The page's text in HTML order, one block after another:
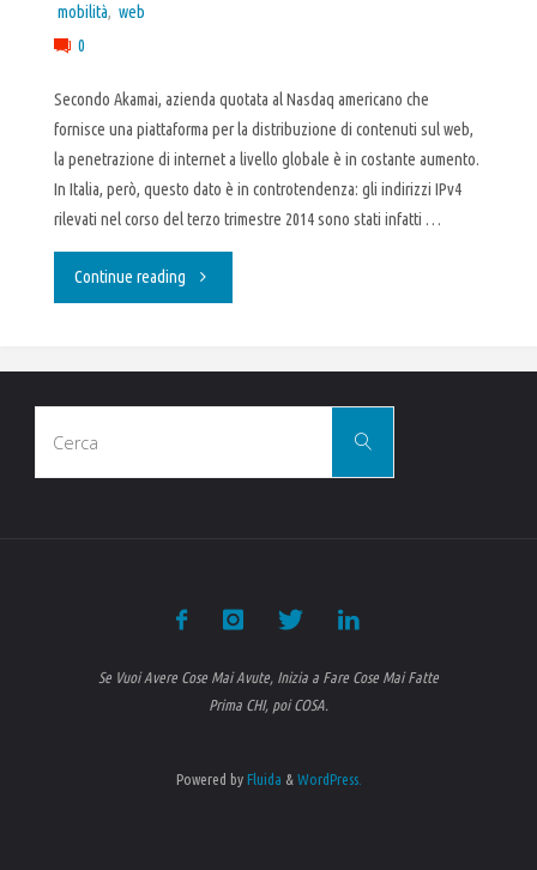
mobilità, web
0
Secondo Akamai, azienda quotata al Nasdaq americano che
fornisce una piattaforma per la distribuzione di contenuti sul web,
la penetrazione di internet a livello globale è in costante aumento.
In Italia, però, questo dato è in controtendenza: gli indirizzi IPv4
rilevati nel corso del terzo trimestre 2014 sono stati infatti …
Continue reading "Banda
rallenty
avresti
detto
Cerca
Se Vuoi Avere Cose Mai Avute, Inizia a Fare Cose Mai Fatte
Prima CHI, poi COSA.
Powered byFluida & WordPress.